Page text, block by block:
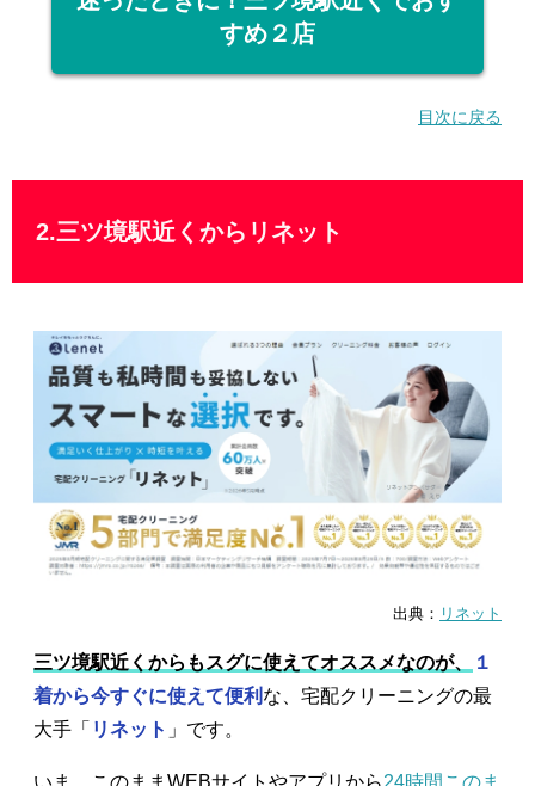
すめ２店
目次に戻る
2.三ツ境駅近くからリネット
出典： リネット
三ツ境駅近くからもスグに使えてオススメなのが、
１
着から今すぐに使えて便利 な、宅配クリーニングの最
大手「 リネット 」です。